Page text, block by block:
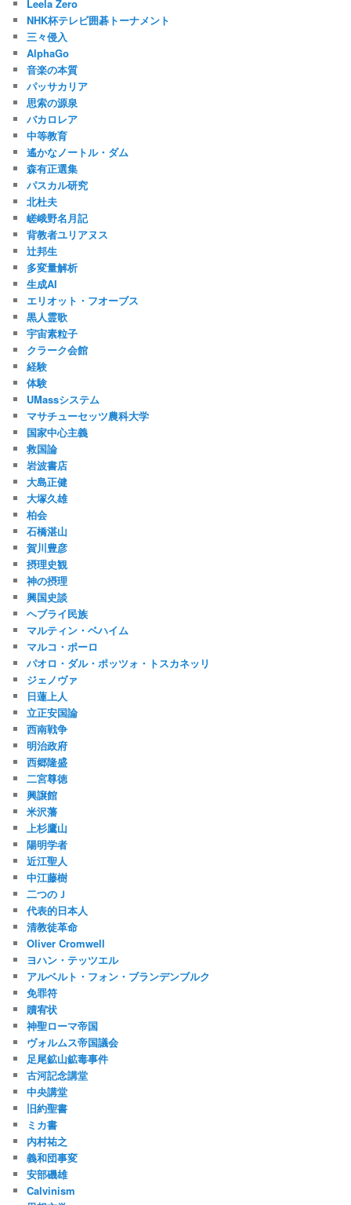
Leela Zero
NHK杯テレビ囲碁トーナメント
三々侵入
AlphaGo
音楽の本質
パッサカリア
思索の源泉
バカロレア
中等教育
遙かなノートル・ダム
森有正選集
パスカル研究
北杜夫
嵯峨野名月記
背教者ユリアヌス
辻邦生
多変量解析
生成AI
エリオット・フオーブス
黒人霊歌
宇宙素粒子
クラーク会館
経験
体験
UMassシステム
マサチューセッツ農科大学
国家中心主義
救国論
岩波書店
大島正健
大塚久雄
柏会
石橋湛山
賀川豊彦
摂理史観
神の摂理
興国史談
ヘブライ民族
マルティン・ベハイム
マルコ・ポーロ
パオロ・ダル・ポッツォ・トスカネッリ
ジェノヴァ
日蓮上人
立正安国論
西南戦争
明治政府
西郷隆盛
二宮尊徳
興譲館
米沢藩
上杉鷹山
陽明学者
近江聖人
中江藤樹
二つのＪ
代表的日本人
清教徒革命
Oliver Cromwell
ヨハン・テッツエル
アルベルト・フォン・ブランデンブルク
免罪符
贖宥状
神聖ローマ帝国
ヴォルムス帝国議会
足尾鉱山鉱毒事件
古河記念講堂
中央講堂
旧約聖書
ミカ書
内村祐之
義和団事変
安部磯雄
Calvinism